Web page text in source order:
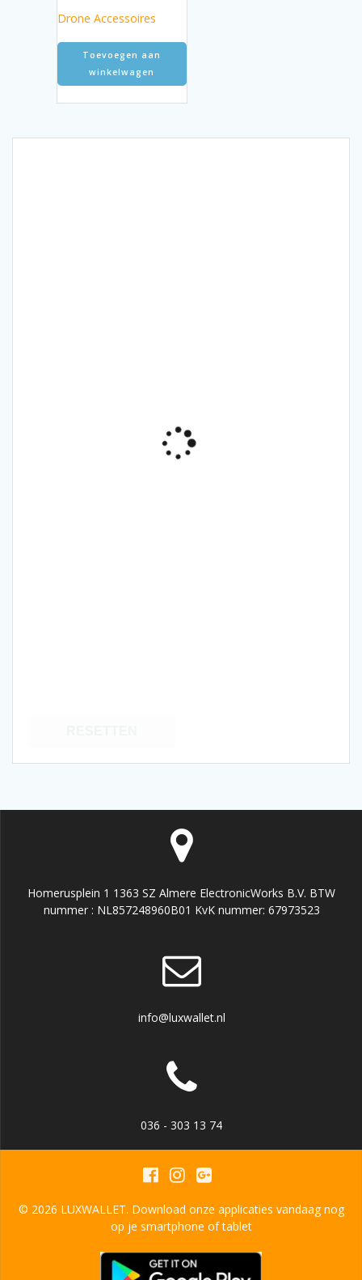
Drone Accessoires
Toevoegen aan
winkelwagen
Homerusplein 1 1363 SZ Almere ElectronicWorks B.V. BTW
nummer : NL857248960B01 KvK nummer: 67973523
info@luxwallet.nl
036 - 303 13 74
© 2026 LUXWALLET. Download onze applicaties vandaag nog
op je smartphone of tablet